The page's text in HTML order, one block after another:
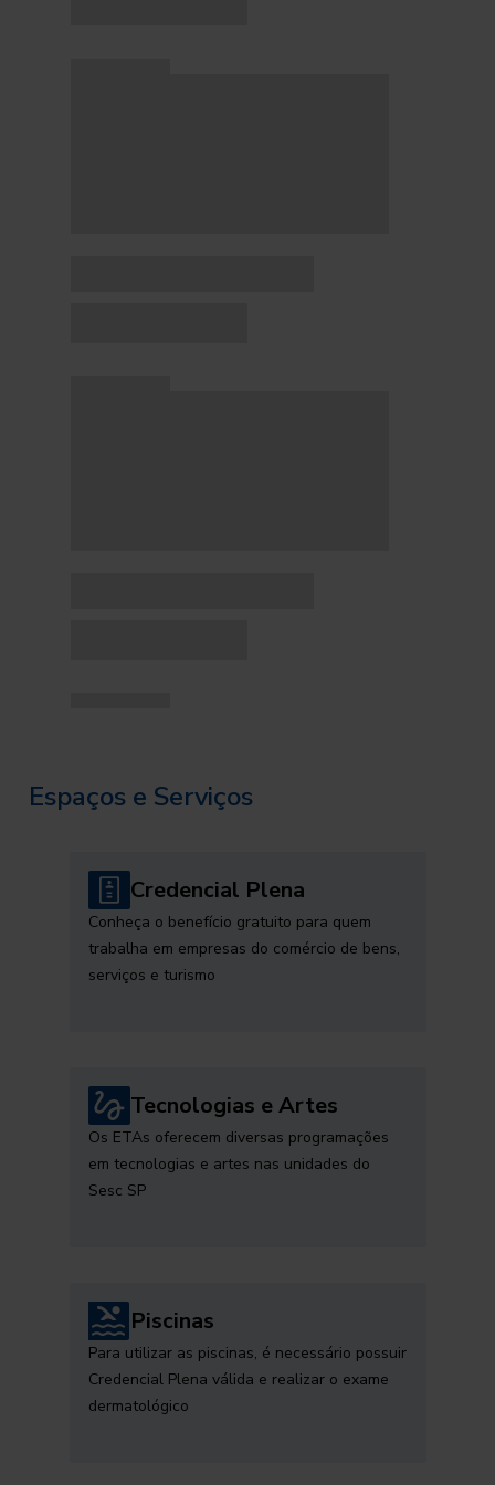
Espaços e Serviços
Credencial Plena
Conheça o benefício gratuito para quem
trabalha em empresas do comércio de bens,
serviços e turismo
Tecnologias e Artes
Os ETAs oferecem diversas programações
em tecnologias e artes nas unidades do
Sesc SP
Piscinas
Para utilizar as piscinas, é necessário possuir
Credencial Plena válida e realizar o exame
dermatológico